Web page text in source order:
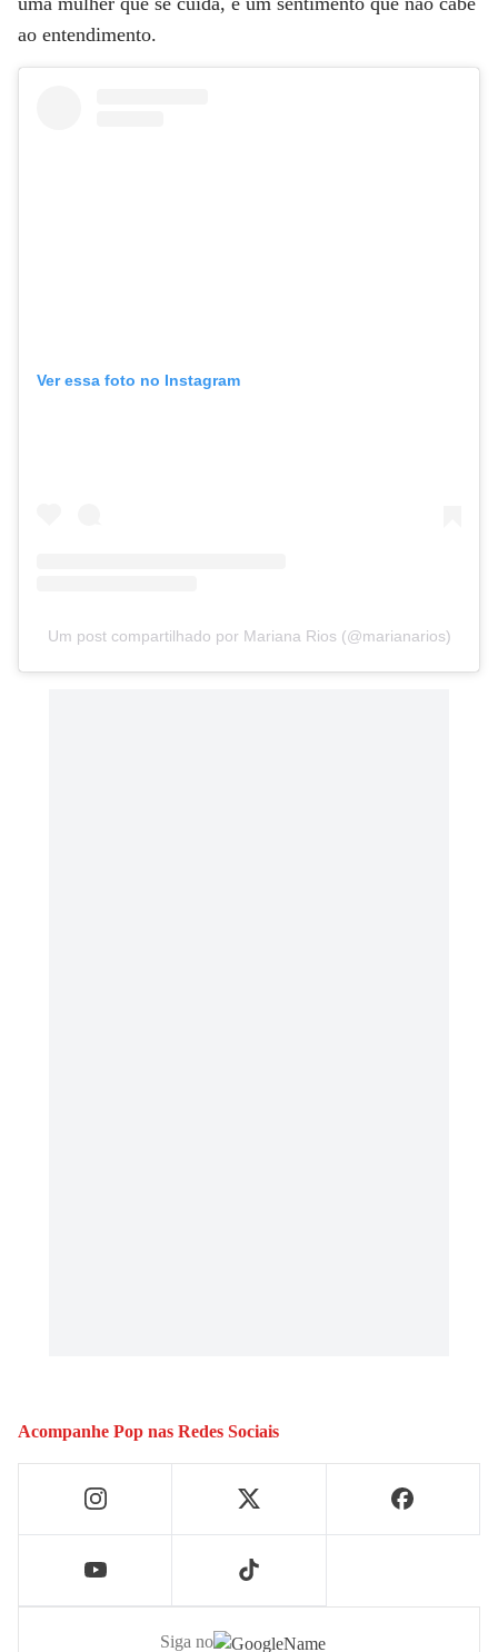
ao entendimento.
Ver essa foto no Instagram
Um post compartilhado por Mariana Rios (@marianarios)
Acompanhe Pop nas Redes Sociais
Siga no